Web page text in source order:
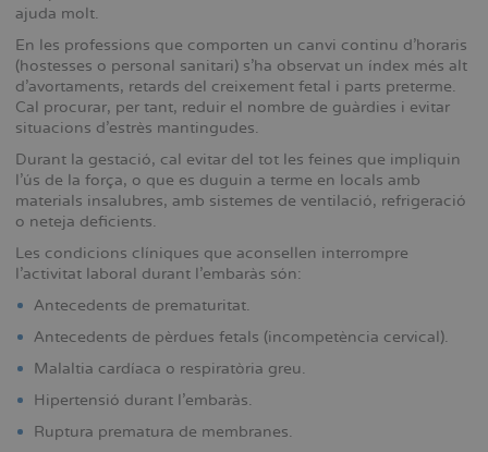
ajuda molt.
En les professions que comporten un canvi continu d’horaris
(hostesses o personal sanitari) s’ha observat un índex més alt
d’avortaments, retards del creixement fetal i parts preterme.
Cal procurar, per tant, reduir el nombre de guàrdies i evitar
situacions d’estrès mantingudes.
Durant la gestació, cal evitar del tot les feines que impliquin
l’ús de la força, o que es duguin a terme en locals amb
materials insalubres, amb sistemes de ventilació, refrigeració
o neteja deficients.
Les condicions clíniques que aconsellen interrompre
l’activitat laboral durant l’embaràs són:
Antecedents de prematuritat.
Antecedents de pèrdues fetals (incompetència cervical).
Malaltia cardíaca o respiratòria greu.
Hipertensió durant l’embaràs.
Ruptura prematura de membranes.